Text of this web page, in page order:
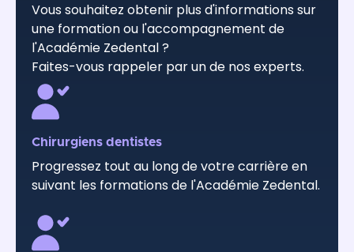
Vous souhaitez obtenir plus d'informations sur
une formation ou l'accompagnement de
l'Académie Zedental ?
Faites-vous rappeler par un de nos experts.
Chirurgiens dentistes
Progressez tout au long de votre carrière en
suivant les formations de l'Académie Zedental.